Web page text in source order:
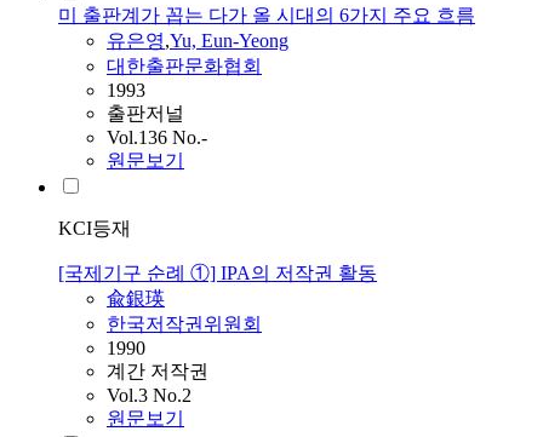
미 출판계가 꼽는 다가 올 시대의 6가지 주요 흐름
유은영,Yu, Eun-Yeong
대한출판문화협회
1993
출판저널
Vol.136 No.-
원문보기
KCI등재
[국제기구 순례 ①] IPA의 저작권 활동
兪銀瑛
한국저작권위원회
1990
계간 저작권
Vol.3 No.2
원문보기